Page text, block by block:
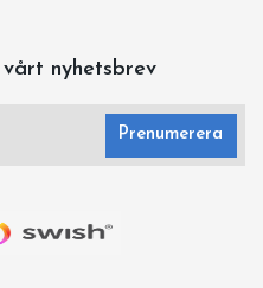
nyhetsbrev
Prenumerera